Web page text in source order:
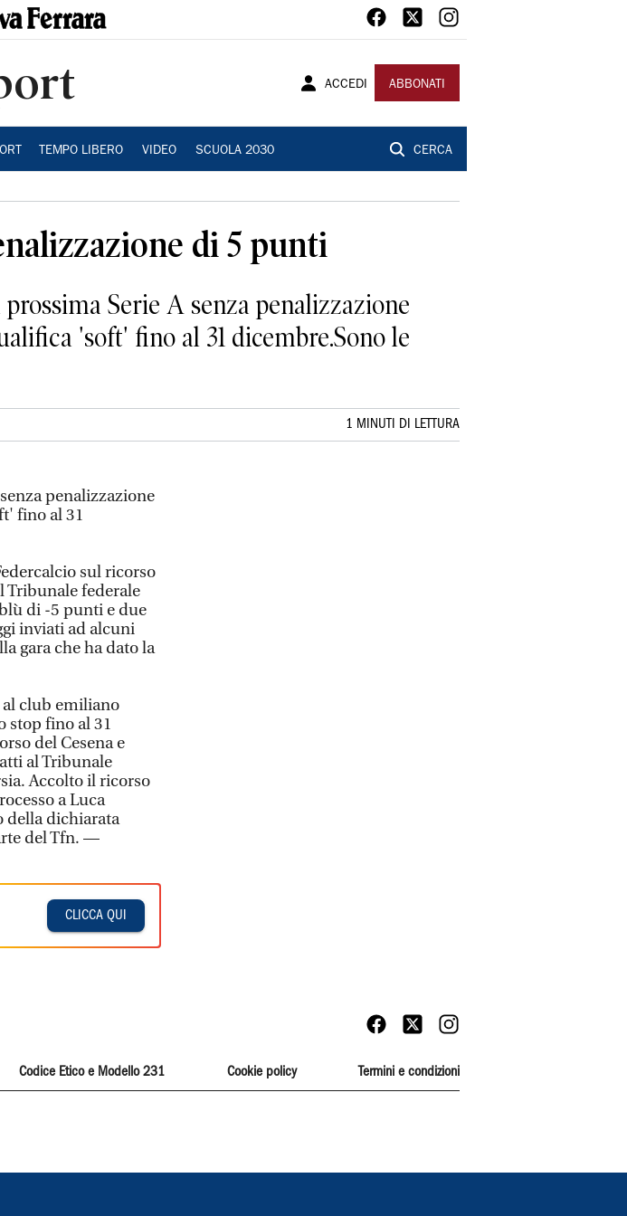
ACCEDI ABBONATI
TEMPO LIBERO VIDEO SCUOLA 2030 CERCA
di 5 punti
Serie A senza penalizzazione
'soft' fino al 31 dicembre.Sono le
1 MINUTI DI LETTURA
penalizzazione
fino al 31
sul ricorso
Tribunale federale
di -5 punti e due
inviati ad alcuni
gara che ha dato la
club emiliano
stop fino al 31
del Cesena e
al Tribunale
Accolto il ricorso
a Luca
della dichiarata
del Tfn. —
CLICCA QUI
Codice Etico e Modello 231 Cookie policy Termini e condizioni